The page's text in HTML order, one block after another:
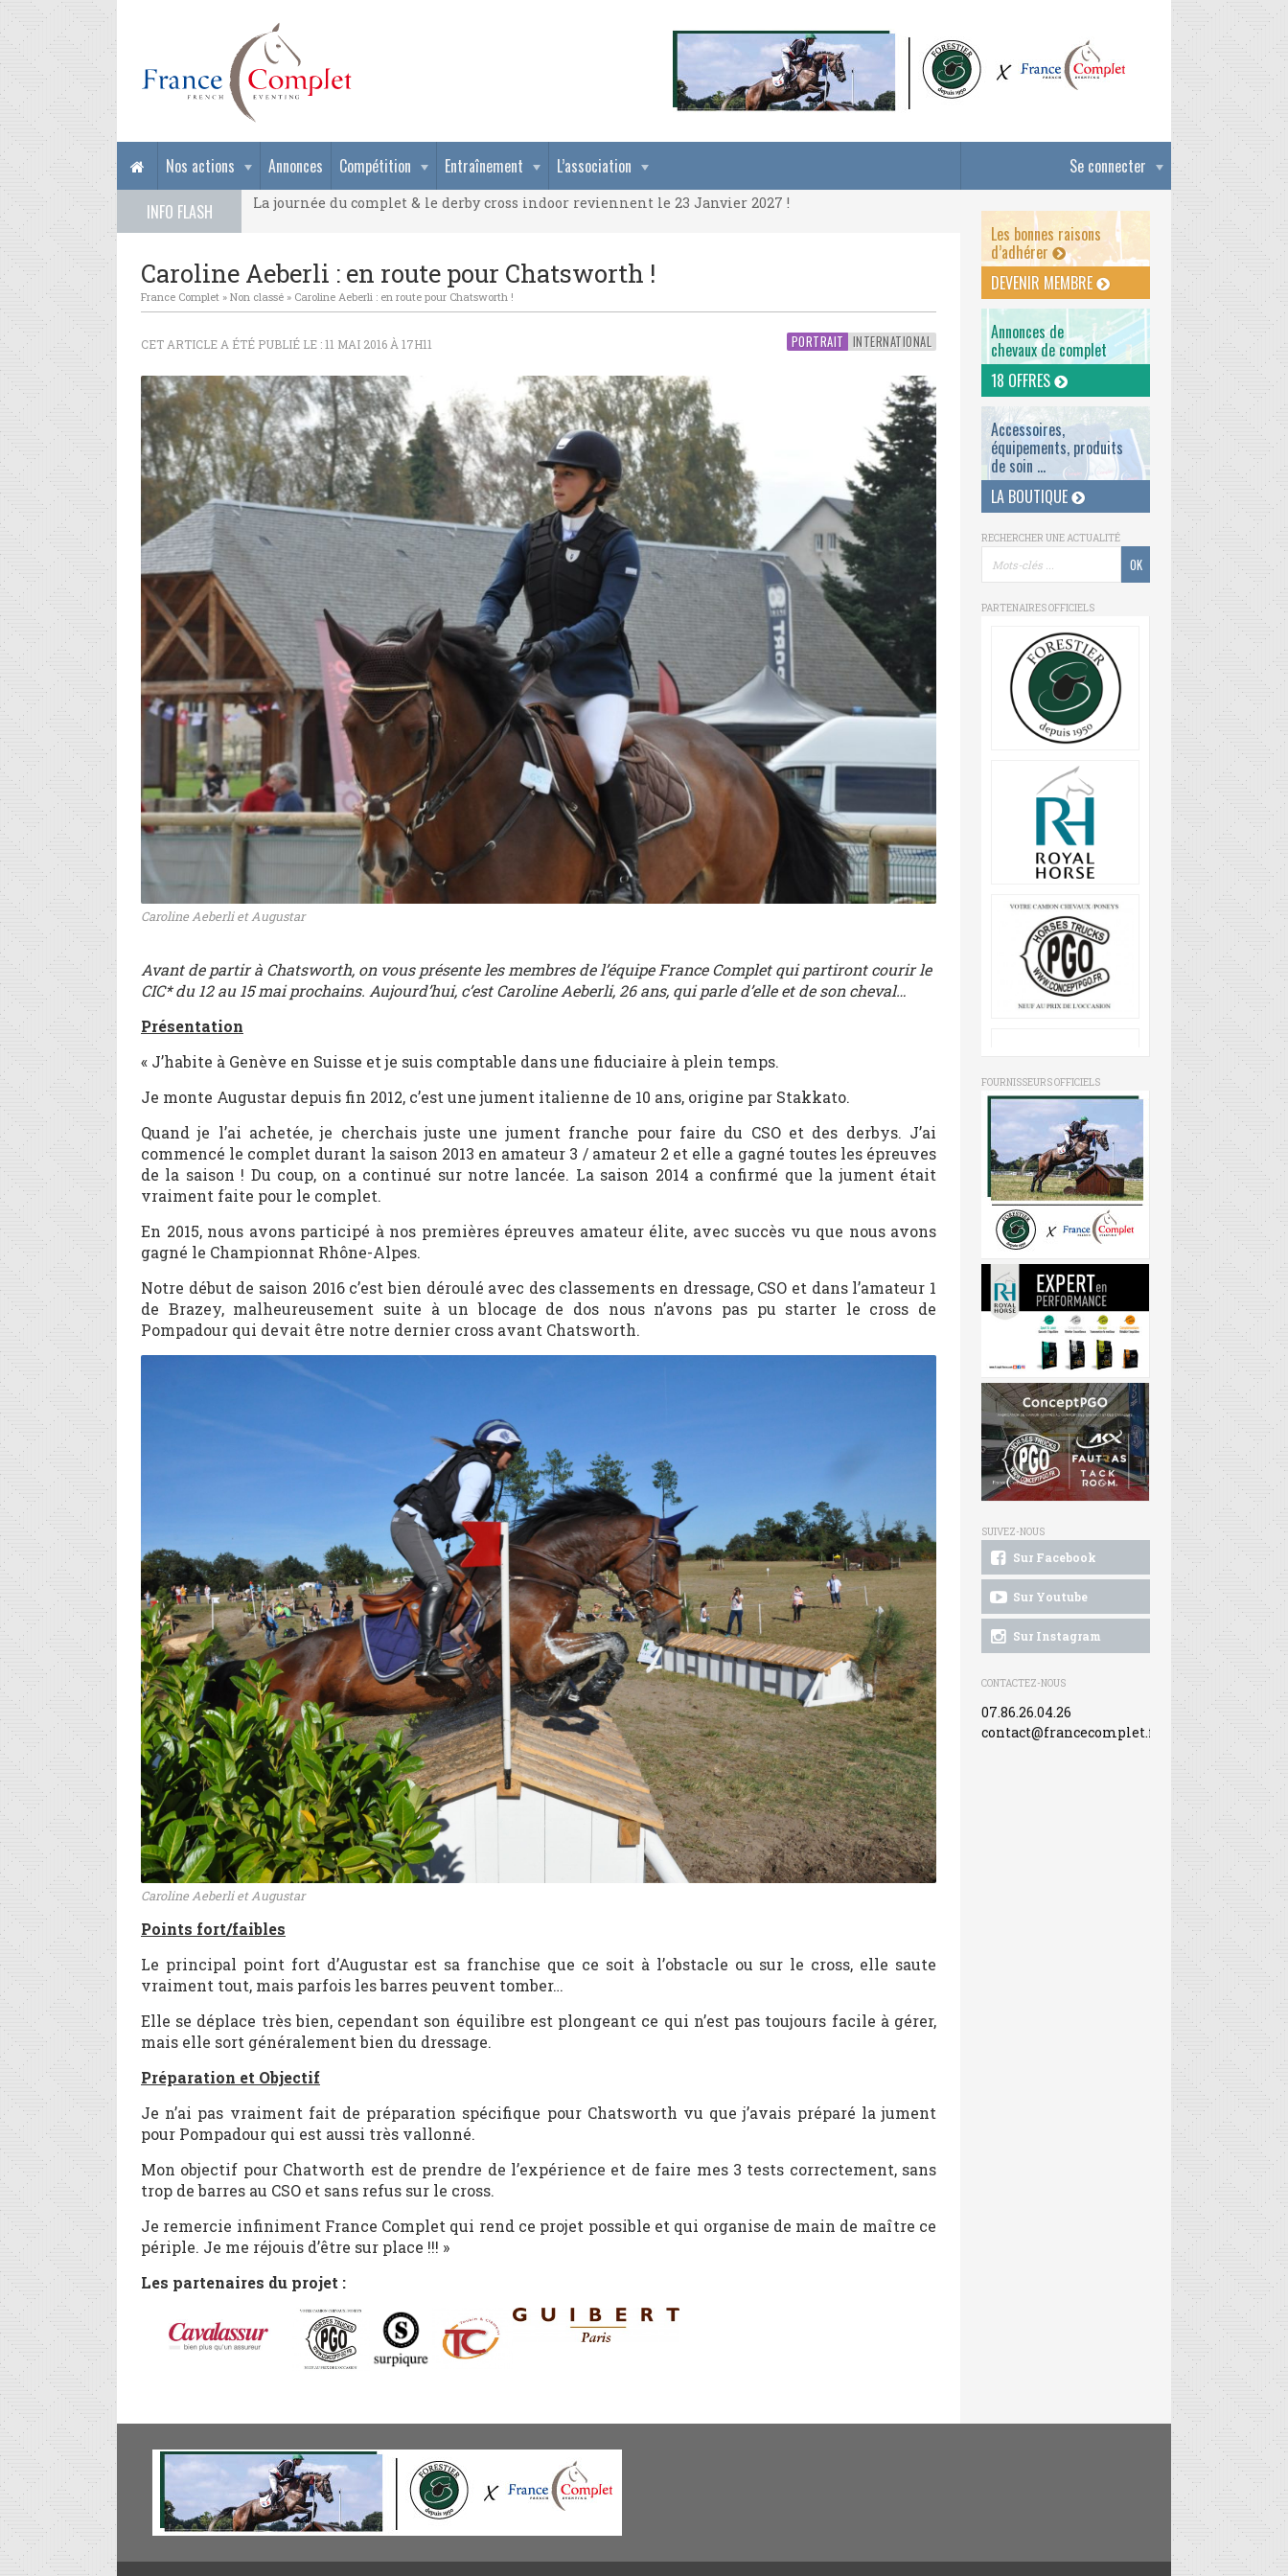
Se connecter
Nos actions Annonces Compétition Entraînement
L’association
INFO FLASH
La journée du complet & le derby cross indoor reviennent le 23 Janvier 2027 !
La journée du complet & le derby cross indoor reviennent le 23 Janvier 2027 !
Caroline Aeberli : en route pour Chatsworth !
France Complet » Non classé » Caroline Aeberli : en route pour Chatsworth !
PORTRAIT INTERNATIONAL
CET ARTICLE A ÉTÉ PUBLIÉ LE : 11 MAI 2016 À 17H11
Caroline Aeberli et Augustar
Avant de partir à Chatsworth, on vous présente les membres de l’équipe France Complet qui partiront courir le
CIC* du 12 au 15 mai prochains. Aujourd’hui, c’est Caroline Aeberli, 26 ans, qui parle d’elle et de son cheval…
Présentation
« J’habite à Genève en Suisse et je suis comptable dans une fiduciaire à plein temps.
Je monte Augustar depuis fin 2012, c’est une jument italienne de 10 ans, origine par Stakkato.
Quand je l’ai achetée, je cherchais juste une jument franche pour faire du CSO et des derbys. J’ai
commencé le complet durant la saison 2013 en amateur 3 / amateur 2 et elle a gagné toutes les épreuves
de la saison ! Du coup, on a continué sur notre lancée. La saison 2014 a confirmé que la jument était
vraiment faite pour le complet.
En 2015, nous avons participé à nos premières épreuves amateur élite, avec succès vu que nous avons
gagné le Championnat Rhône-Alpes.
Notre début de saison 2016 c’est bien déroulé avec des classements en dressage, CSO et dans l’amateur 1
de Brazey, malheureusement suite à un blocage de dos nous n’avons pas pu starter le cross de
Pompadour qui devait être notre dernier cross avant Chatsworth.
Caroline Aeberli et Augustar
Points fort/faibles
Le principal point fort d’Augustar est sa franchise que ce soit à l’obstacle ou sur le cross, elle saute
vraiment tout, mais parfois les barres peuvent tomber…
Elle se déplace très bien, cependant son équilibre est plongeant ce qui n’est pas toujours facile à gérer,
mais elle sort généralement bien du dressage.
Préparation et Objectif
Je n’ai pas vraiment fait de préparation spécifique pour Chatsworth vu que j’avais préparé la jument
pour Pompadour qui est aussi très vallonné.
Mon objectif pour Chatworth est de prendre de l’expérience et de faire mes 3 tests correctement, sans
trop de barres au CSO et sans refus sur le cross.
Je remercie infiniment France Complet qui rend ce projet possible et qui organise de main de maître ce
périple. Je me réjouis d’être sur place !!! »
Les partenaires du projet :
Les bonnes raisons
d’adhérer
DEVENIR MEMBRE
Annonces de
chevaux de complet
18 OFFRES
Accessoires,
équipements, produits
de soin ...
LA BOUTIQUE
RECHERCHER UNE ACTUALITÉ
PARTENAIRES OFFICIELS
FOURNISSEURS OFFICIELS
SUIVEZ-NOUS
Sur Facebook
Sur Youtube
Sur Instagram
CONTACTEZ-NOUS
07.86.26.04.26
contact@francecomplet.fr